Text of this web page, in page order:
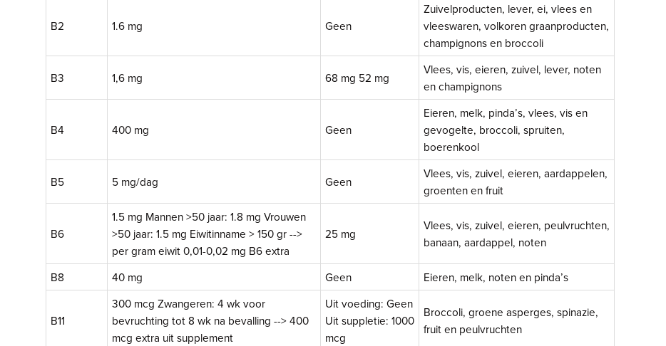
B2 1.6 mg Geen
Zuivelproducten, lever, ei, vlees en
vleeswaren, volkoren graanproducten,
champignons en broccoli
B3 1,6 mg 68 mg 52 mg
Vlees, vis, eieren, zuivel, lever, noten
en champignons
B4 400 mg Geen
Eieren, melk, pinda’s, vlees, vis en
gevogelte, broccoli, spruiten,
boerenkool
B5 5 mg/dag Geen
Vlees, vis, zuivel, eieren, aardappelen,
groenten en fruit
B6
1.5 mg Mannen >50 jaar: 1.8 mg Vrouwen
>50 jaar: 1.5 mg Eiwitinname > 150 gr -->
per gram eiwit 0,01-0,02 mg B6 extra
25 mg
Vlees, vis, zuivel, eieren, peulvruchten,
banaan, aardappel, noten
B8 40 mg Geen Eieren, melk, noten en pinda’s
B11
300 mcg Zwangeren: 4 wk voor
bevruchting tot 8 wk na bevalling --> 400
mcg extra uit supplement
Uit voeding: Geen
Uit suppletie: 1000
mcg
Broccoli, groene asperges, spinazie,
fruit en peulvruchten